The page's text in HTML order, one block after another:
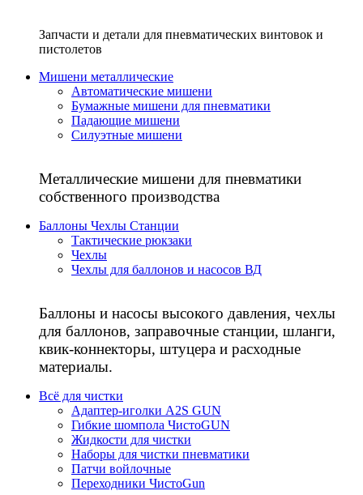
Запчасти и детали для пневматических винтовок и
пистолетов
Мишени металлические
Автоматические мишени
Бумажные мишени для пневматики
Падающие мишени
Силуэтные мишени
Металлические мишени для пневматики
собственного производства
Баллоны Чехлы Станции
Тактические рюкзаки
Чехлы
Чехлы для баллонов и насосов ВД
Баллоны и насосы высокого давления, чехлы
для баллонов, заправочные станции, шланги,
квик-коннекторы, штуцера и расходные
материалы.
Всё для чистки
Адаптер-иголки A2S GUN
Гибкие шомпола ЧистоGUN
Жидкости для чистки
Наборы для чистки пневматики
Патчи войлочные
Переходники ЧистоGun